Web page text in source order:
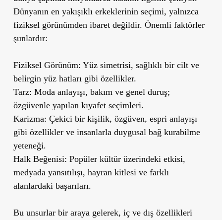
Dünyanın en yakışıklı erkeklerinin seçimi, yalnızca
fiziksel görünümden ibaret değildir. Önemli faktörler
şunlardır:
Fiziksel Görünüm: Yüz simetrisi, sağlıklı bir cilt ve
belirgin yüz hatları gibi özellikler.
Tarz: Moda anlayışı, bakım ve genel duruş;
özgüvenle yapılan kıyafet seçimleri.
Karizma: Çekici bir kişilik, özgüven, espri anlayışı
gibi özellikler ve insanlarla duygusal bağ kurabilme
yeteneği.
Halk Beğenisi: Popüler kültür üzerindeki etkisi,
medyada yansıtılışı, hayran kitlesi ve farklı
alanlardaki başarıları.
Bu unsurlar bir araya gelerek, iç ve dış özellikleri